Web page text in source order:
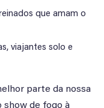
que amam o
viajantes solo e
parte da nossa
show de fogo à